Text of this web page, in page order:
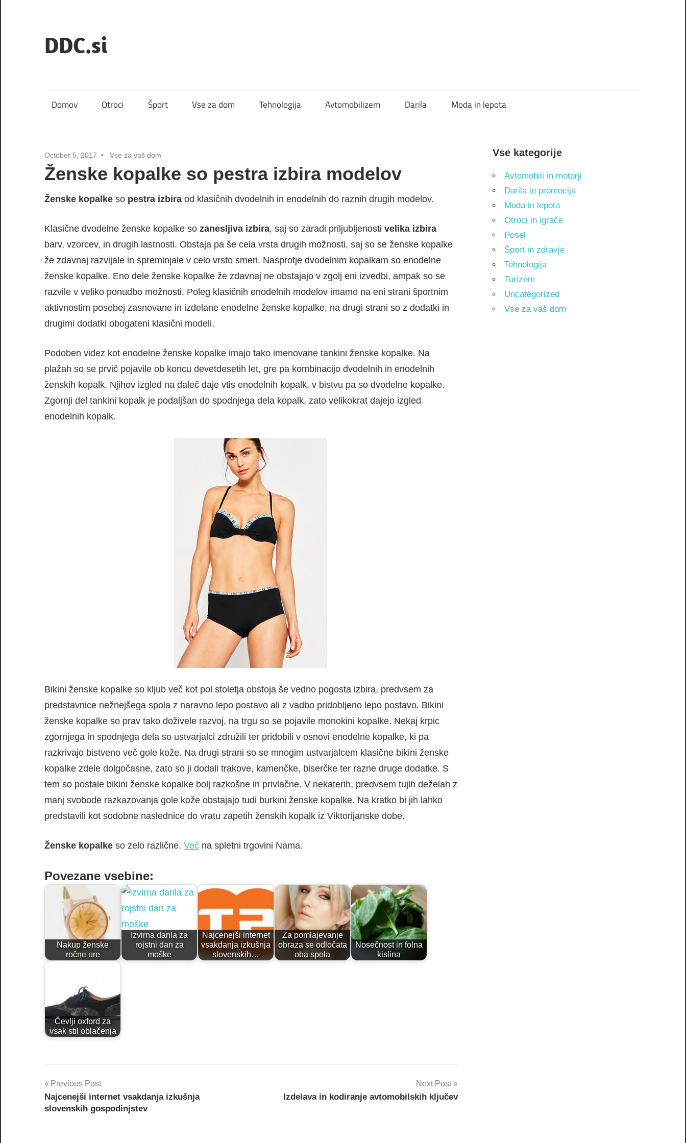
content
DDC.si
Domov Otroci Šport Vse za dom Tehnologija Avtomobilizem Darila Moda in lepota
October 5, 2017 Vse za vaš dom
Ženske kopalke so pestra izbira modelov
Ženske kopalke so pestra izbira od klasičnih dvodelnih in enodelnih do raznih drugih modelov.
Klasične dvodelne ženske kopalke so zanesljiva izbira, saj so zaradi priljubljenosti velika izbira
barv, vzorcev, in drugih lastnosti. Obstaja pa še cela vrsta drugih možnosti, saj so se ženske kopalke
že zdavnaj razvijale in spreminjale v celo vrsto smeri. Nasprotje dvodelnim kopalkam so enodelne
ženske kopalke. Eno dele ženske kopalke že zdavnaj ne obstajajo v zgolj eni izvedbi, ampak so se
razvile v veliko ponudbo možnosti. Poleg klasičnih enodelnih modelov imamo na eni strani športnim
aktivnostim posebej zasnovane in izdelane enodelne ženske kopalke, na drugi strani so z dodatki in
drugimi dodatki obogateni klasični modeli.
Podoben videz kot enodelne ženske kopalke imajo tako imenovane tankini ženske kopalke. Na
plažah so se prvič pojavile ob koncu devetdesetih let, gre pa kombinacijo dvodelnih in enodelnih
ženskih kopalk. Njihov izgled na daleč daje vtis enodelnih kopalk, v bistvu pa so dvodelne kopalke.
Zgornji del tankini kopalk je podaljšan do spodnjega dela kopalk, zato velikokrat dajejo izgled
enodelnih kopalk.
Bikini ženske kopalke so kljub več kot pol stoletja obstoja še vedno pogosta izbira, predvsem za
predstavnice nežnejšega spola z naravno lepo postavo ali z vadbo pridobljeno lepo postavo. Bikini
ženske kopalke so prav tako doživele razvoj, na trgu so se pojavile monokini kopalke. Nekaj krpic
zgornjega in spodnjega dela so ustvarjalci združili ter pridobili v osnovi enodelne kopalke, ki pa
razkrivajo bistveno več gole kože. Na drugi strani so se mnogim ustvarjalcem klasične bikini ženske
kopalke zdele dolgočasne, zato so ji dodali trakove, kamenčke, biserčke ter razne druge dodatke. S
tem so postale bikini ženske kopalke bolj razkošne in privlačne. V nekaterih, predvsem tujih deželah z
manj svobode razkazovanja gole kože obstajajo tudi burkini ženske kopalke. Na kratko bi jih lahko
predstavili kot sodobne naslednice do vratu zapetih ženskih kopalk iz Viktorijanske dobe.
Ženske kopalke so zelo različne. Več na spletni trgovini Nama.
Povezane vsebine:
Nakup ženske
ročne ure
Izvirna darila za
rojstni dan za
moške
Najcenejši internet
vsakdanja izkušnja
slovenskih…
Za pomlajevanje
obraza se odločata
oba spola
Nosečnost in folna
kislina
Čevlji oxford za
vsak stil oblačenja
Post
navigation
Previous Post
Najcenejši internet vsakdanja izkušnja
slovenskih gospodinjstev
Next Post
Izdelava in kodiranje avtomobilskih ključev
Vse kategorije
Avtomobili in motorji
Darila in promocija
Moda in lepota
Otroci in igrače
Posel
Šport in zdravje
Tehnologija
Turizem
Uncategorized
Vse za vaš dom